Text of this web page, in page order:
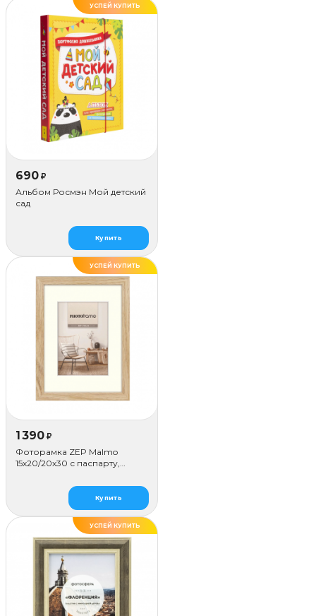
УСПЕЙ КУПИТЬ
690 ₽
Альбом Росмэн Мой детский
сад
Купить
УСПЕЙ КУПИТЬ
1 390 ₽
Фоторамка ZEP Malmo
15х20/20х30 с паспарту,
Купить
УСПЕЙ КУПИТЬ
ДЕЛАЕМ САМИ